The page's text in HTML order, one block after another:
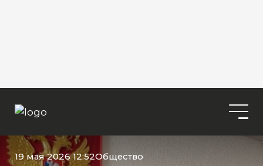
19 мая 2026 12:52Общество